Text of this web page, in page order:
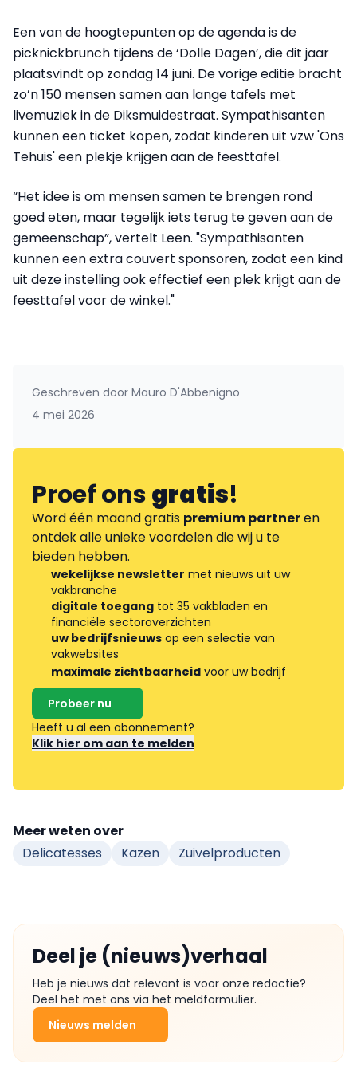
Een van de hoogtepunten op de agenda is de
picknickbrunch tijdens de ‘Dolle Dagen’, die dit jaar
plaatsvindt op zondag 14 juni. De vorige editie bracht
zo’n 150 mensen samen aan lange tafels met
livemuziek in de Diksmuidestraat. Sympathisanten
kunnen een ticket kopen, zodat kinderen uit vzw 'Ons
Tehuis' een plekje krijgen aan de feesttafel.
“Het idee is om mensen samen te brengen rond
goed eten, maar tegelijk iets terug te geven aan de
gemeenschap”, vertelt Leen. "Sympathisanten
kunnen een extra couvert sponsoren, zodat een kind
uit deze instelling ook effectief een plek krijgt aan de
feesttafel voor de winkel."
Geschreven door Mauro D'Abbenigno
4 mei 2026
Proef onsgratis!
Word één maand gratis premium partneren
ontdek alle unieke voordelen die wij u te
bieden hebben.
wekelijkse newsletter met nieuws uit uw
vakbranche
digitale toegang tot 35 vakbladen en
financiële sectoroverzichten
uw bedrijfsnieuws op een selectie van
vakwebsites
maximale zichtbaarheid voor uw bedrijf
Probeer nu
Heeft u al een abonnement?
Klik hier om aan te melden
Meer weten over
Delicatesses
Kazen Zuivelproducten
Deel je (nieuws)verhaal
Heb je nieuws dat relevant is voor onze redactie?
Deel het met ons via het meldformulier.
Nieuws melden